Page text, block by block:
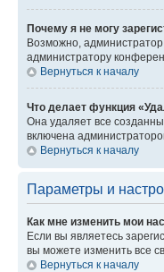
Почему я не могу
Возможно,
администратору
Вернуться к началу
Что делает функция
Она удаляет все
включена
Вернуться к началу
Параметры и
Как мне изменить мои
Если вы являетесь
вы можете изменить все
Вернуться к началу